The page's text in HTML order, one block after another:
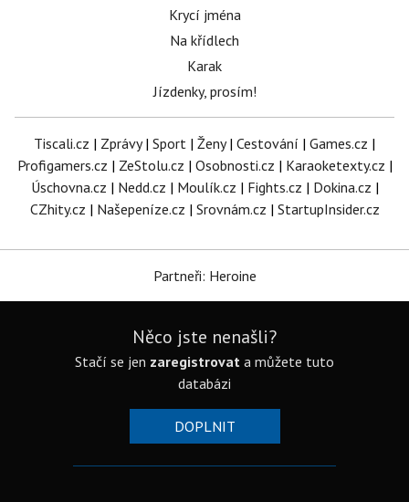
Krycí jména
Na křídlech
Karak
Jízdenky, prosím!
Tiscali.cz | Zprávy| Sport | Ženy| Cestování | Games.cz |
Profigamers.cz | ZeStolu.cz | Osobnosti.cz | Karaoketexty.cz |
Úschovna.cz | Nedd.cz | Moulík.cz | Fights.cz | Dokina.cz |
CZhity.cz | Našepeníze.cz | Srovnám.cz | StartupInsider.cz
Partneři: Heroine
Něco jste nenašli?
Stačí se jen zaregistrovat a můžete tuto
databázi
DOPLNIT